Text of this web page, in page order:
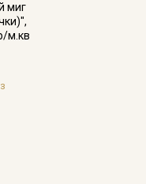
миг
м.кв
персональных